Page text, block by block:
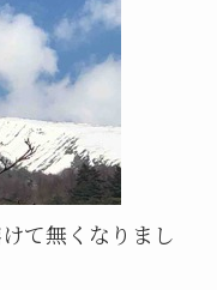
て無くなりまし